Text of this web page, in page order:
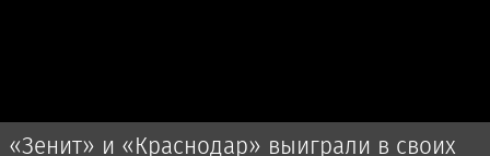
«Зенит» и «Краснодар» выиграли в своих